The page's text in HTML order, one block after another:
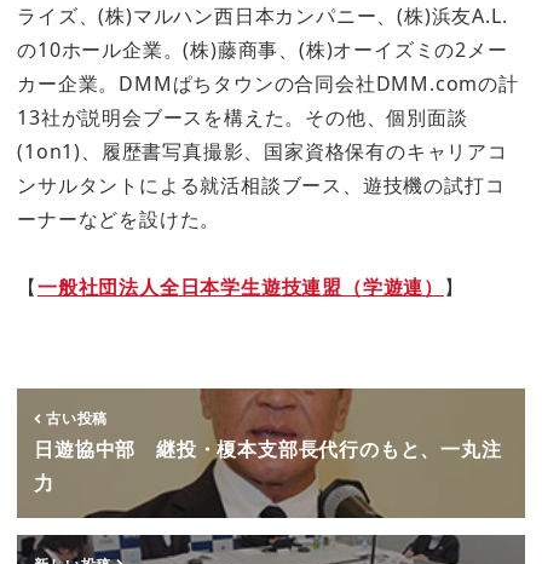
ライズ、(株)マルハン西日本カンパニー、(株)浜友A.L.
の10ホール企業。(株)藤商事、(株)オーイズミの2メー
カー企業。DMMぱちタウンの合同会社DMM.comの計
13社が説明会ブースを構えた。その他、個別面談
(1on1)、履歴書写真撮影、国家資格保有のキャリアコ
ンサルタントによる就活相談ブース、遊技機の試打コ
ーナーなどを設けた。
【一般社団法人全日本学生遊技連盟（学遊連） 】
古い投稿
日遊協中部 継投・榎本支部長代行のもと、一丸注
力